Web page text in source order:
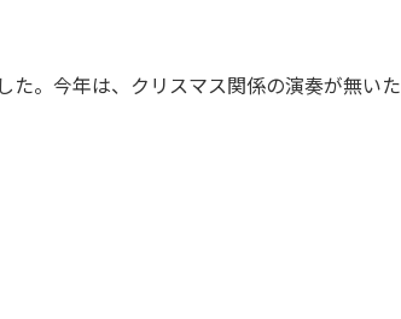
。今年は、クリスマス関係の演奏が無いた